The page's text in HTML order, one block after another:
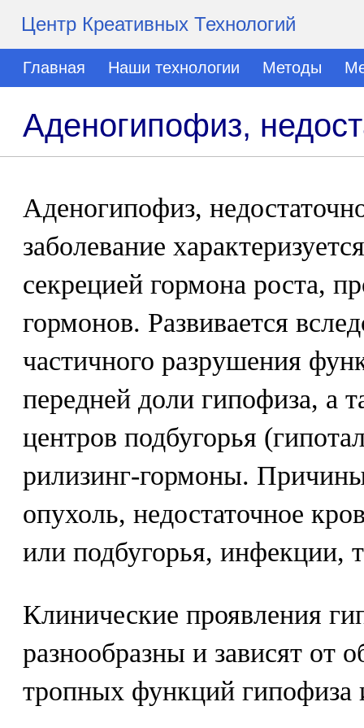
Центр Креативных Технологий
Главная Наши технологии Методы
Аденогипофиз,
Аденогипофиз,
заболевание
секрецией гормона роста,
гормонов. Развивается
частичного разрушения
передней доли гипофиза, а
центров подбугорья
рилизинг-гормоны.
опухоль, недостаточное
или подбугорья, инфекции,
Клинические проявления
разнообразны и зависят от
тропных функций гипофиза